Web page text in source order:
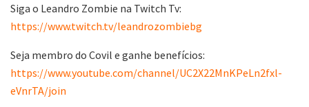
Siga o Leandro Zombie na Twitch Tv:
https://www.twitch.tv/leandrozombiebg
Seja membro do Covil e ganhe benefícios:
https://www.youtube.com/channel/UC2X22MnKPeLn2fxl-
eVnrTA/join